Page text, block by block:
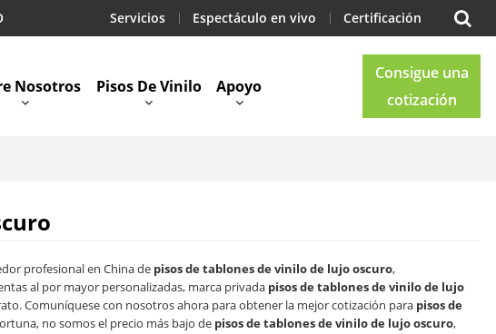
Servicios Espectáculo en vivo Certificación
Nosotros Pisos De Vinilo Apoyo
Consigue una
cotización
profesional en China de pisos de tablones de vinilo de lujo oscuro,
al por mayor personalizadas, marca privada pisos de tablones de vinilo de lujo
Comuníquese con nosotros ahora para obtener la mejor cotización para pisos de
no somos el precio más bajo de pisos de tablones de vinilo de lujo oscuro,